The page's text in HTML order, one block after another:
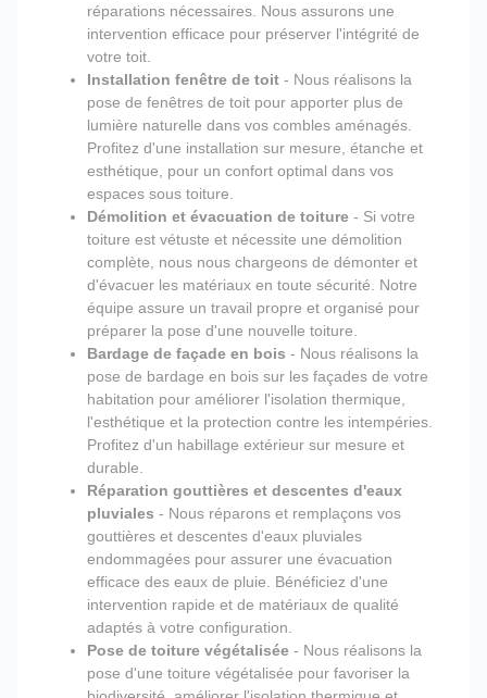
réparations nécessaires. Nous assurons une
intervention efficace pour préserver l'intégrité de
votre toit.
Installation fenêtre de toit - Nous réalisons la
pose de fenêtres de toit pour apporter plus de
lumière naturelle dans vos combles aménagés.
Profitez d'une installation sur mesure, étanche et
esthétique, pour un confort optimal dans vos
espaces sous toiture.
Démolition et évacuation de toiture - Si votre
toiture est vétuste et nécessite une démolition
complète, nous nous chargeons de démonter et
d'évacuer les matériaux en toute sécurité. Notre
équipe assure un travail propre et organisé pour
préparer la pose d'une nouvelle toiture.
Bardage de façade en bois - Nous réalisons la
pose de bardage en bois sur les façades de votre
habitation pour améliorer l'isolation thermique,
l'esthétique et la protection contre les intempéries.
Profitez d'un habillage extérieur sur mesure et
durable.
Réparation gouttières et descentes d'eaux
pluviales - Nous réparons et remplaçons vos
gouttières et descentes d'eaux pluviales
endommagées pour assurer une évacuation
efficace des eaux de pluie. Bénéficiez d'une
intervention rapide et de matériaux de qualité
adaptés à votre configuration.
Pose de toiture végétalisée - Nous réalisons la
pose d'une toiture végétalisée pour favoriser la